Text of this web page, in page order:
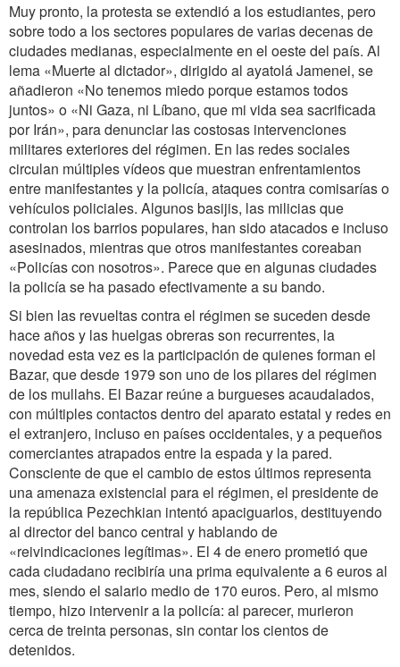
Muy pronto, la protesta se extendió a los estudiantes, pero
sobre todo a los sectores populares de varias decenas de
ciudades medianas, especialmente en el oeste del país. Al
lema «Muerte al dictador», dirigido al ayatolá Jamenei, se
añadieron «No tenemos miedo porque estamos todos
juntos» o «Ni Gaza, ni Líbano, que mi vida sea sacrificada
por Irán», para denunciar las costosas intervenciones
militares exteriores del régimen. En las redes sociales
circulan múltiples vídeos que muestran enfrentamientos
entre manifestantes y la policía, ataques contra comisarías o
vehículos policiales. Algunos basijis, las milicias que
controlan los barrios populares, han sido atacados e incluso
asesinados, mientras que otros manifestantes coreaban
«Policías con nosotros». Parece que en algunas ciudades
la policía se ha pasado efectivamente a su bando.
Si bien las revueltas contra el régimen se suceden desde
hace años y las huelgas obreras son recurrentes, la
novedad esta vez es la participación de quienes forman el
Bazar, que desde 1979 son uno de los pilares del régimen
de los mullahs. El Bazar reúne a burgueses acaudalados,
con múltiples contactos dentro del aparato estatal y redes en
el extranjero, incluso en países occidentales, y a pequeños
comerciantes atrapados entre la espada y la pared.
Consciente de que el cambio de estos últimos representa
una amenaza existencial para el régimen, el presidente de
la república Pezechkian intentó apaciguarlos, destituyendo
al director del banco central y hablando de
«reivindicaciones legítimas». El 4 de enero prometió que
cada ciudadano recibiría una prima equivalente a 6 euros al
mes, siendo el salario medio de 170 euros. Pero, al mismo
tiempo, hizo intervenir a la policía: al parecer, murieron
cerca de treinta personas, sin contar los cientos de
detenidos.